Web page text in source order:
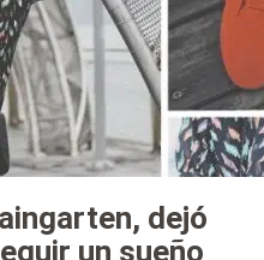
dejó
un sueño